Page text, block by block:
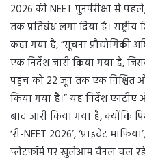
2026 की NEET पुनर्परीक्षा से
तक प्रतिबंध लगा दिया है। राष्ट्रीय
कहा गया है, “सूचना प्रौद्योगिकी
एक निर्देश जारी किया गया है,
पहुंच को 22 जून तक एक निश्चित
किया गया है।” यह निर्देश एनटीए
बाद जारी किया गया है, क्योंकि
‘री-NEET 2026’, ‘प्राइवेट
प्लेटफॉर्म पर खुलेआम चैनल चल